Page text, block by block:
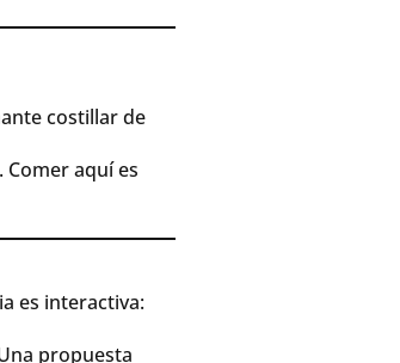
costillar de
aquí es
es interactiva:
propuesta